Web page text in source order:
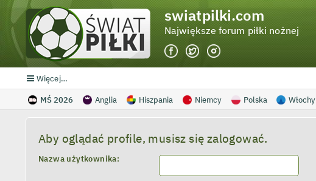
swiatpilki.com
Największe forum piłki nożnej
Więcej…
MŚ 2026 Anglia Hiszpania Niemcy Polska Włochy
Aby oglądać profile, musisz się zalogować.
Nazwa użytkownika: